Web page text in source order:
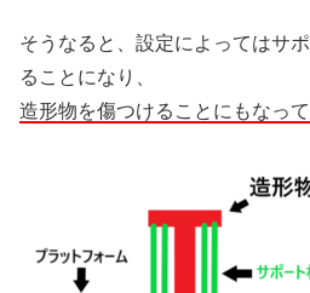
そうなると、設定によってはサ
ることになり、
造形物を傷つけることにもなって